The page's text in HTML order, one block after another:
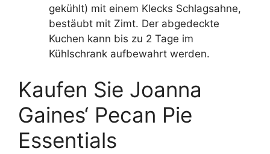
gekühlt) mit einem Klecks Schlagsahne,
bestäubt mit Zimt. Der abgedeckte
Kuchen kann bis zu 2 Tage im
Kühlschrank aufbewahrt werden.
Kaufen Sie Joanna
Gaines‘ Pecan Pie
Essentials